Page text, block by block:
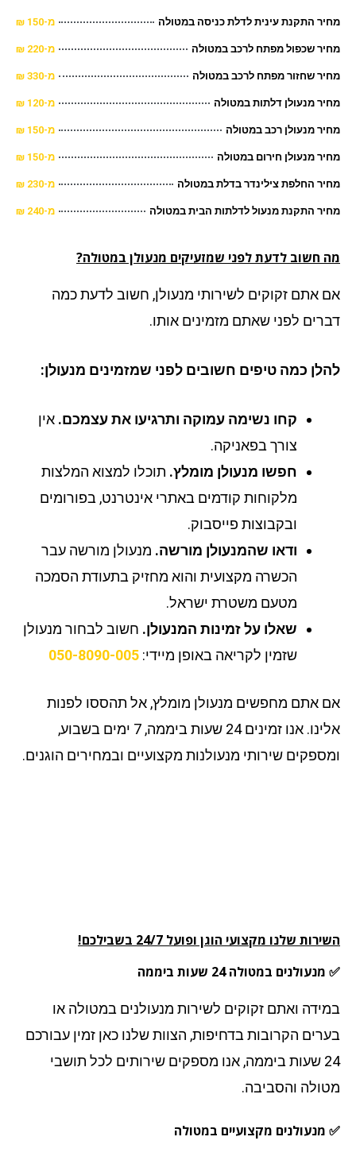
התקנת עינית לדלת כניסה במטולה מ-150 ₪
שכפול מפתח לרכב במטולה מ-220 ₪
שחזור מפתח לרכב במטולה מ-330 ₪
מנעולן דלתות במטולה מ-120 ₪
מנעולן רכב במטולה מ-150 ₪
מנעולן חירום במטולה מ-150 ₪
החלפת צילינדר בדלת במטולה מ-230 ₪
התקנת מנעול לדלתות הבית במטולה מ-240 ₪
חשוב לדעת לפני שמזעיקים מנעולן במטולה?
אתם זקוקים לשירותי מנעולן, חשוב לדעת כמה
לפני שאתם מזמינים אותו.
כמה טיפים חשובים לפני שמזמינים מנעולן:
קחו נשימה עמוקה ותרגיעו את עצמכם.אין
צורך בפאניקה.
חפשו מנעולן מומלץ.תוכלו למצוא המלצות
מלקוחות קודמים באתרי אינטרנט, בפורומים
ובקבוצות פייסבוק.
ודאו שהמנעולן מורשה.מנעולן מורשה עבר
הכשרה מקצועית והוא מחזיק בתעודת הסמכה
מטעם משטרת ישראל.
שאלו על זמינות המנעולן.חשוב לבחור מנעולן
שזמין לקריאה באופן מיידי:050-8090-005
אתם מחפשים מנעולן מומלץ, אל תהססו לפנות
אלינו. אנו זמינים 24 שעות ביממה, 7 ימים בשבוע,
שירותי מנעולנות מקצועיים ובמחירים הוגנים.
שלנו מקצועי הוגן ופועל 24/7 בשבילכם!
במטולה 24 שעות ביממה
ואתם זקוקים לשירות מנעולנים במטולה או
הקרובות בדחיפות, הצוות שלנו כאן זמין עבורכם
24 שעות ביממה, אנו מספקים שירותים לכל תושבי
והסביבה.
מנעולנים מקצועיים במטולה